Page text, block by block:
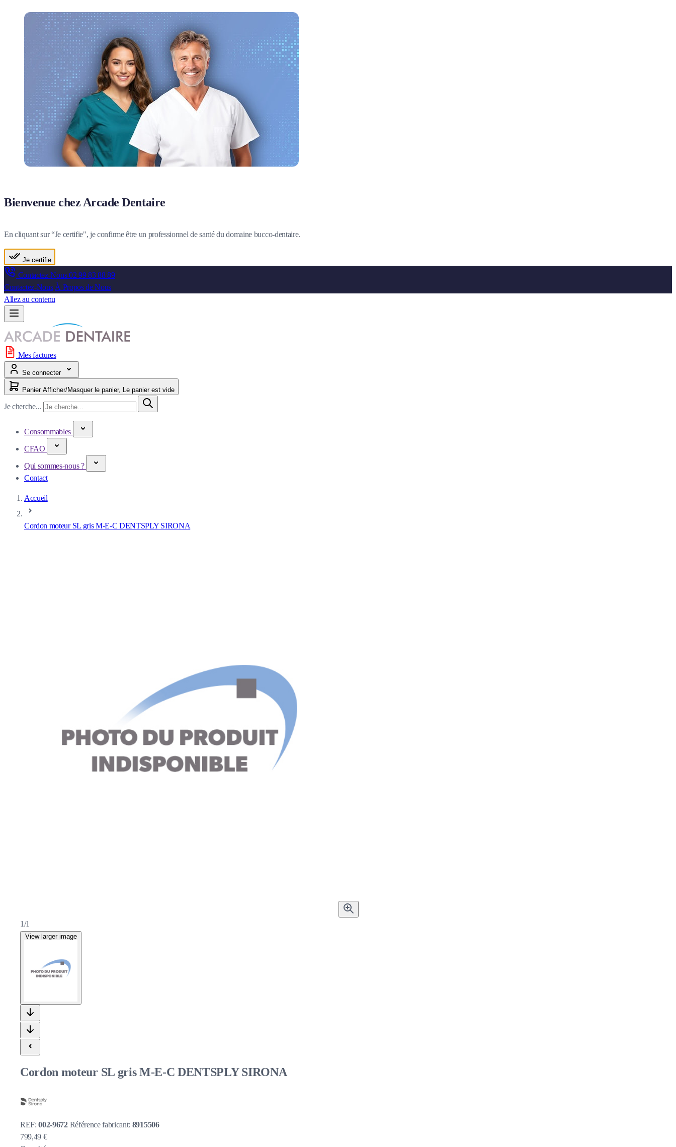
Bienvenue chez Arcade Dentaire
En cliquant sur “Je certifie", je confirme être un professionnel de santé du domaine bucco-dentaire.
Je certifie
Contactez-Nous02 99 83 88 89
Contactez-Nous À Propos de Nous
Allez au contenu
Mes factures
Se connecter
Panier Afficher/Masquer le panier, Le panier est vide
Je cherche...
Consommables
CFAO
Qui sommes-nous ?
Contact
Accueil
Cordon moteur SL gris M-E-C DENTSPLY SIRONA
1/1
View larger image
Cordon moteur SL gris M-E-C DENTSPLY SIRONA
REF:002-9672 Référence fabricant: 8915506
799,49 €